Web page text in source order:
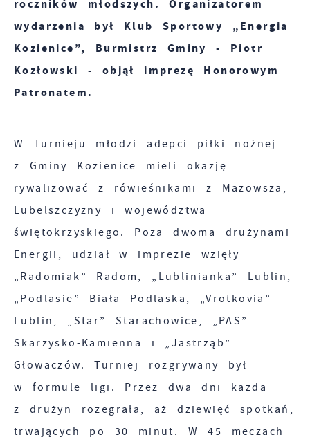
roczników młodszych. Organizatorem
wydarzenia był Klub Sportowy „Energia
Kozienice”, Burmistrz Gminy - Piotr
Kozłowski - objął imprezę Honorowym
Patronatem.
W Turnieju młodzi adepci piłki nożnej
z Gminy Kozienice mieli okazję
rywalizować z rówieśnikami z Mazowsza,
Lubelszczyzny i województwa
świętokrzyskiego. Poza dwoma drużynami
Energii, udział w imprezie wzięły
„Radomiak” Radom, „Lublinianka” Lublin,
„Podlasie” Biała Podlaska, „Vrotkovia”
Lublin, „Star” Starachowice, „PAS”
Skarżysko-Kamienna i „Jastrząb”
Głowaczów. Turniej rozgrywany był
w formule ligi. Przez dwa dni każda
z drużyn rozegrała, aż dziewięć spotkań,
trwających po 30 minut. W 45 meczach
i personalizacyjne pliki cookies gwarantuje
dostępność większej ilości funkcji na stronie.
Analityczne pliki cookies pomagają nam
Cookies analityczne pozwalają na uzyskanie
pozwalają nam na ocenę naszych serwisów
internetowych pod względem ich popularności
wśród użytkowników. Zgromadzone informacje
są przetwarzane w formie zanonimizowanej.
Wyrażenie zgody na analityczne pliki cookies
Reklamowe
prezentujemy Ci najciekawsze informacje i
aktualności na stronach naszych partnerów.
Promocyjne pliki cookies służą do
prezentowania Ci naszych komunikatów na
witryny internetowej. Treści promocyjne mogą
pojawić się na stronach podmiotów trzecich
lub firm będących naszymi partnerami oraz
innych dostawców usług. Firmy te działają w
charakterze pośredników prezentujących nasze
Więcej